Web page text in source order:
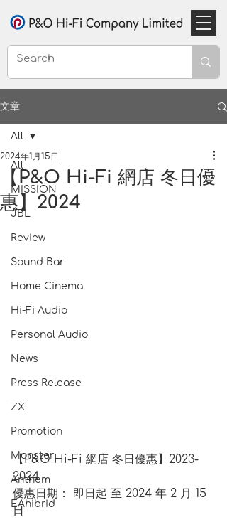
文章
All
MISSION
JBL
Review
Sound Bar
Home Cinema
Hi-Fi Audio
Personal Audio
News
Press Release
ZX
Promotion
Monster
Anthem
EAhibrid
All
【P&O Hi-Fi 網店 冬日優
惠】2024
2024年1月15日
【P&O Hi-Fi 網店 冬日優惠】2023-
2024
優惠日期： 即日起 至 2024 年 2 月 15
日